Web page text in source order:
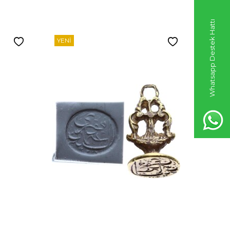
Whatsapp Destek Hattı
YENI YENI